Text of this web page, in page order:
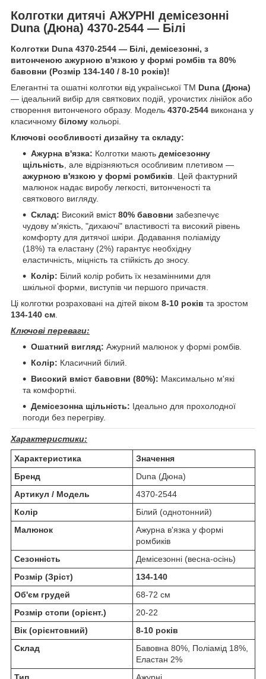
Колготки дитячі АЖУРНІ демісезонні
Duna (Дюна) 4370-2544 — Білі
Колготки Duna 4370-2544 — Білі, демісезонні, з
витонченою ажурною в'язкою у формі ромбів та 80%
бавовни (Розмір 134-140 / 8-10 років)!
Елегантні та ошатні колготки від української ТМ Duna (Дюна)
— ідеальний вибір для святкових подій, урочистих лінійок або
створення витонченого образу. Модель 4370-2544 виконана у
класичному білому кольорі.
Ключові особливості дизайну та складу:
Ажурна в'язка: Колготки мають демісезонну
щільність, але відрізняються особливим плетивом —
ажурною в'язкою у формі ромбиків. Цей фактурний
малюнок надає виробу легкості, витонченості та
святкового вигляду.
Склад: Високий вміст80% бавовни забезпечує
чудову м'якість, "дихаючі" властивості та високий рівень
комфорту для дитячої шкіри. Додавання поліаміду
(18%) та еластану (2%) гарантує необхідну
еластичність, міцність та стійкість до зносу.
Колір: Білий колір робить їх незамінними для
шкільної форми, виступів чи першого причастя.
Ці колготки розраховані на дітей віком 8-10 років та зростом
134-140 см.
Ключові переваги:
Ошатний вигляд: Ажурний малюнок у формі ромбів.
Колір: Класичний білий.
Високий вміст бавовни (80%): Максимально м'які
та комфортні.
Демісезонна щільність: Ідеально для прохолодної
погоди без перегріву.
Характеристики:
Характеристика
Значення
Бренд
Duna (Дюна)
Артикул / Модель
4370-2544
Колір
Білий (однотонний)
Малюнок
Ажурна в'язка у формі
ромбиків
Сезонність
Демісезонні (весна-осінь)
Розмір (Зріст)
134-140
Об'єм грудей
68-72 см
Розмір стопи (орієнт.)
20-22
Вік (орієнтовний)
8-10 років
Склад
Бавовна 80%, Поліамід 18%,
Еластан 2%